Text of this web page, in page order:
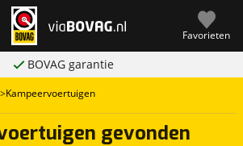
Favorieten
BOVAG garantie
>Kampeervoertuigen
gevonden